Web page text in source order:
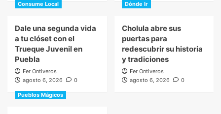
Consume Local
Dale una segunda vida
a tu clóset con el
Trueque Juvenil en
Puebla
Fer Ontiveros
agosto 6, 2026
0
Dónde Ir
Cholula abre sus
puertas para
redescubrir su historia
y tradiciones
Fer Ontiveros
agosto 6, 2026
0
Pueblos Mágicos